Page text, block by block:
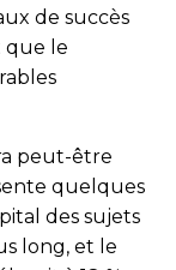
de succès
que le
peut-être
quelques
des sujets
long, et le